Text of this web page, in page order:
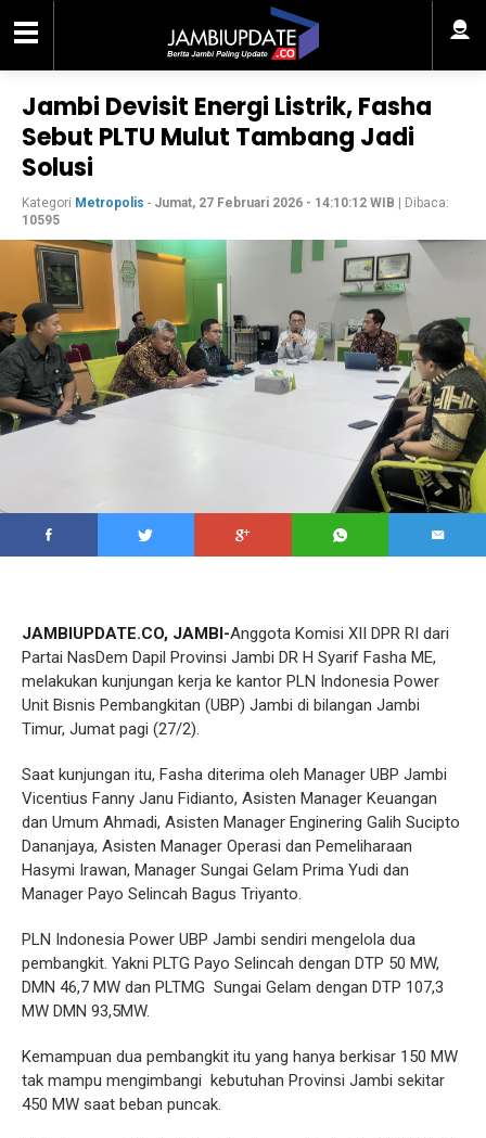
Jambi Devisit Energi Listrik, Fasha
Sebut PLTU Mulut Tambang Jadi
Solusi
Kategori Metropolis - Jumat, 27 Februari 2026 - 14:10:12 WIB | Dibaca:
10595
JAMBIUPDATE.CO, JAMBI-Anggota Komisi XII DPR RI dari
Partai NasDem Dapil Provinsi Jambi DR H Syarif Fasha ME,
melakukan kunjungan kerja ke kantor PLN Indonesia Power
Unit Bisnis Pembangkitan (UBP) Jambi di bilangan Jambi
Timur, Jumat pagi (27/2).
Saat kunjungan itu, Fasha diterima oleh Manager UBP Jambi
Vicentius Fanny Janu Fidianto, Asisten Manager Keuangan
dan Umum Ahmadi, Asisten Manager Enginering Galih Sucipto
Dananjaya, Asisten Manager Operasi dan Pemeliharaan
Hasymi Irawan, Manager Sungai Gelam Prima Yudi dan
Manager Payo Selincah Bagus Triyanto.
PLN Indonesia Power UBP Jambi sendiri mengelola dua
pembangkit. Yakni PLTG Payo Selincah dengan DTP 50 MW,
DMN 46,7 MW dan PLTMG Sungai Gelam dengan DTP 107,3
MW DMN 93,5MW.
Kemampuan dua pembangkit itu yang hanya berkisar 150 MW
tak mampu mengimbangi kebutuhan Provinsi Jambi sekitar
450 MW saat beban puncak.